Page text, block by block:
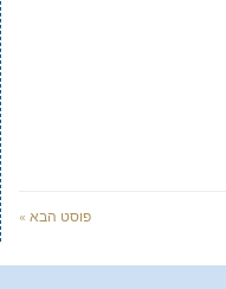
פוסט הבא »